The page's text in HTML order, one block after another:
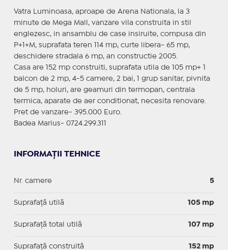
Vatra Luminoasa, aproape de Arena Nationala, la 3
minute de Mega Mall, vanzare vila construita in stil
englezesc, in ansamblu de case insiruite, compusa din
P+1+M, suprafata teren 114 mp, curte libera- 65 mp,
deschidere stradala 6 mp, an constructie 2005.
Casa are 152 mp construiti, suprafata utila de 105 mp+ 1
balcon de 2 mp, 4-5 camere, 2 bai, 1 grup sanitar, pivnita
de 5 mp, holuri, are geamuri din termopan, centrala
termica, aparate de aer conditionat, necesita renovare.
Pret de vanzare- 395.000 Euro.
Badea Marius- 0724.299.311
INFORMAȚII TEHNICE
Nr. camere 5
Suprafaţă utilă 105 mp
Suprafaţă total utilă 107 mp
Suprafaţă construită 152 mp